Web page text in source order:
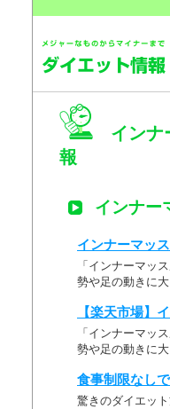
インナ
報
インナー
インナーマッ
「インナーマッ
勢や足の動きに
【楽天市場】
「インナーマッ
勢や足の動きに
食事制限なし
驚きのダイエッ